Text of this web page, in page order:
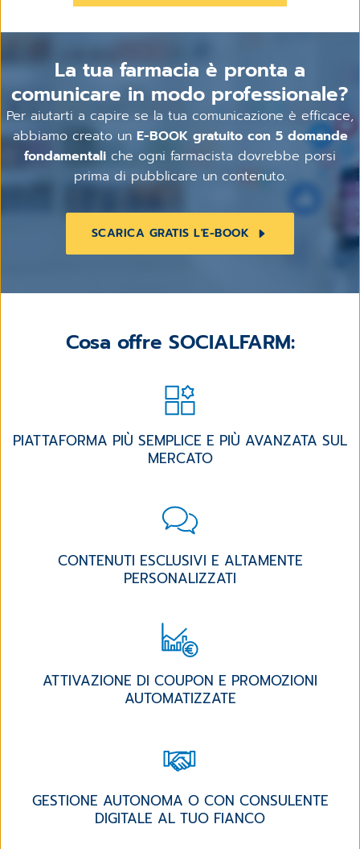
La tua farmacia è pronta a
comunicare in modo professionale?
Per aiutarti a capire se la tua comunicazione è efficace,
abbiamo creato un E-BOOK gratuito con 5 domande
fondamentali che ogni farmacista dovrebbe porsi
prima di pubblicare un contenuto.
SCARICA GRATIS L'E-BOOK
Cosa offre SOCIALFARM:
PIATTAFORMA PIÙ SEMPLICE E PIÙ AVANZATA SUL
MERCATO
CONTENUTI ESCLUSIVI E ALTAMENTE
PERSONALIZZATI
ATTIVAZIONE DI COUPON E PROMOZIONI
AUTOMATIZZATE
GESTIONE AUTONOMA O CON CONSULENTE
DIGITALE AL TUO FIANCO